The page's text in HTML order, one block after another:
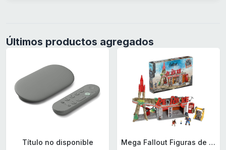
Últimos productos agregados
Título no disponible
Mega Fallout Figuras de acción y Juguetes de construcción, Parada de Camiones Red Rocket con 824 Piezas, 2 Personajes articulados y Accesorios, para coleccionistas, HXT00